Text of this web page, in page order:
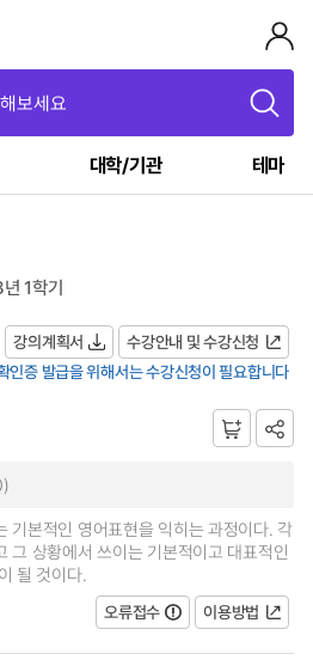
보세요
대학/기관 테마
1학기
강의계획서
수강안내 및 수강신청
인증 발급을 위해서는 수강신청이 필요합니다
기본적인 영어표현을 익히는 과정이다. 각
그 상황에서 쓰이는 기본적이고 대표적인
될 것이다.
오류접수
이용방법